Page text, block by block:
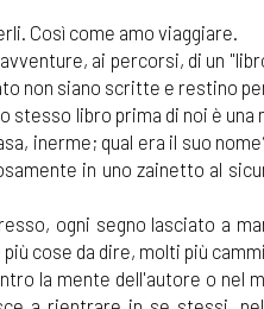
Così come amo viaggiare.
ai percorsi, di un
non siano scritte e restino
stesso libro prima di noi è
inerme; qual era il suo
in uno zainetto al
ogni segno lasciato a
più cose da dire, molti più
la mente dell'autore o nel